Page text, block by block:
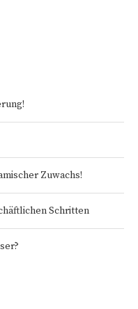
Zuwachs!
Schritten